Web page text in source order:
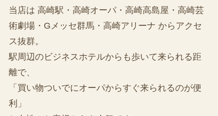
当店は 高崎駅・高崎オーパ・高崎高島屋・高崎芸
術劇場・Gメッセ群馬・高崎アリーナ からアクセ
ス抜群。
駅周辺のビジネスホテルからも歩いて来られる距
離で、
「買い物ついでにオーパからすぐ来られるのが便
利」